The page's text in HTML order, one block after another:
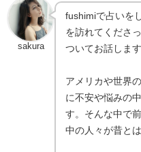
sakura
fushimiで占いを
を訪れてくださ
ついてお話します
アメリカや世界
に不安や悩みの
す。そんな中で
中の人々が昔と